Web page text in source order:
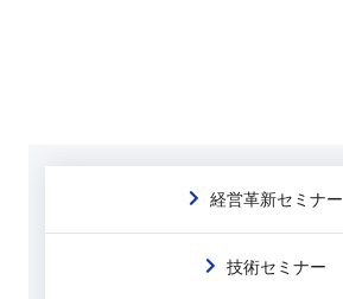
経営革新セミナー
技術セミナー